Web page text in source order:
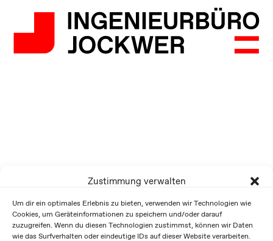
Zustimmung verwalten
Um dir ein optimales Erlebnis zu bieten, verwenden wir Technologien wie
Cookies, um Geräteinformationen zu speichern und/oder darauf
zuzugreifen. Wenn du diesen Technologien zustimmst, können wir Daten
wie das Surfverhalten oder eindeutige IDs auf dieser Website verarbeiten.